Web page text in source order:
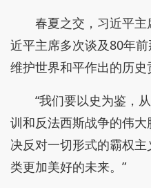
春夏之交，习近平主
近平主席多次谈及80年
维护世界和平作出的历史
“我们要以史为鉴，从
训和反法西斯战争的伟
决反对一切形式的霸权
类更加美好的未来。”